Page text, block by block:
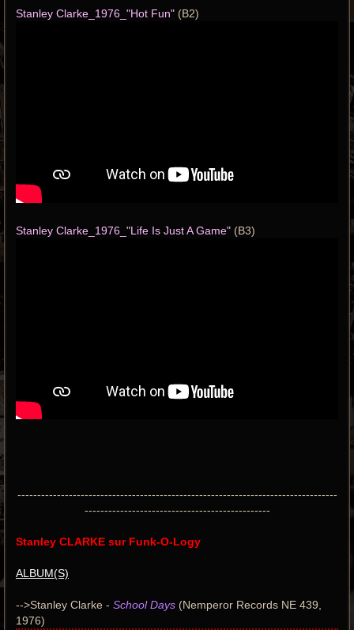
Stanley Clarke_1976_"Hot Fun" (B2)
Stanley Clarke_1976_"Life Is Just A Game" (B3)
---------------------------------------------------------------------------------
-----------------------------------------------
Stanley CLARKE sur Funk-O-Logy
ALBUM(S)
-->Stanley Clarke - School Days (Nemperor Records NE 439,
1976)